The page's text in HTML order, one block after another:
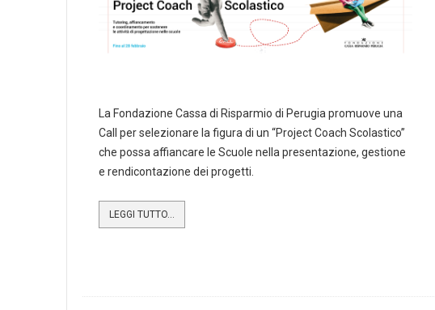
La Fondazione Cassa di Risparmio di Perugia promuove una
Call per selezionare la figura di un “Project Coach Scolastico”
che possa affiancare le Scuole nella presentazione, gestione
e rendicontazione dei progetti.
LEGGI TUTTO...